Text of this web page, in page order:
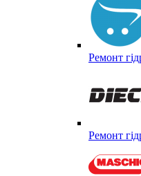
Ремонт
Ремонт